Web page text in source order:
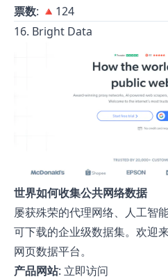
票数: 🔺124
16. Bright Data
世界如何收集公共网络数据
屡获殊荣的代理网络、人工智
可下载的企业级数据集。欢迎
网页数据平台。
产品网站: 立即访问